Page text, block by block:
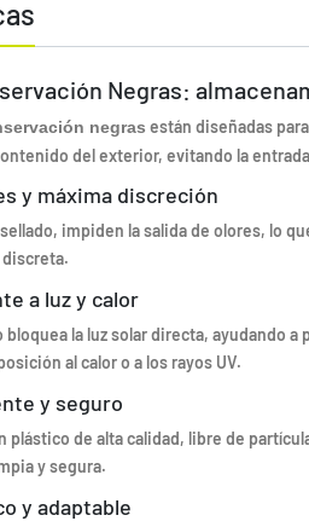
Negras:
negras están diseñadas
del exterior, evitando la
y máxima discreción
impiden la salida de olores, lo
a luz y calor
bloquea la luz solar directa, ayudando
al calor o a los rayos UV.
y seguro
plástico de alta calidad, libre de
y segura.
y adaptable